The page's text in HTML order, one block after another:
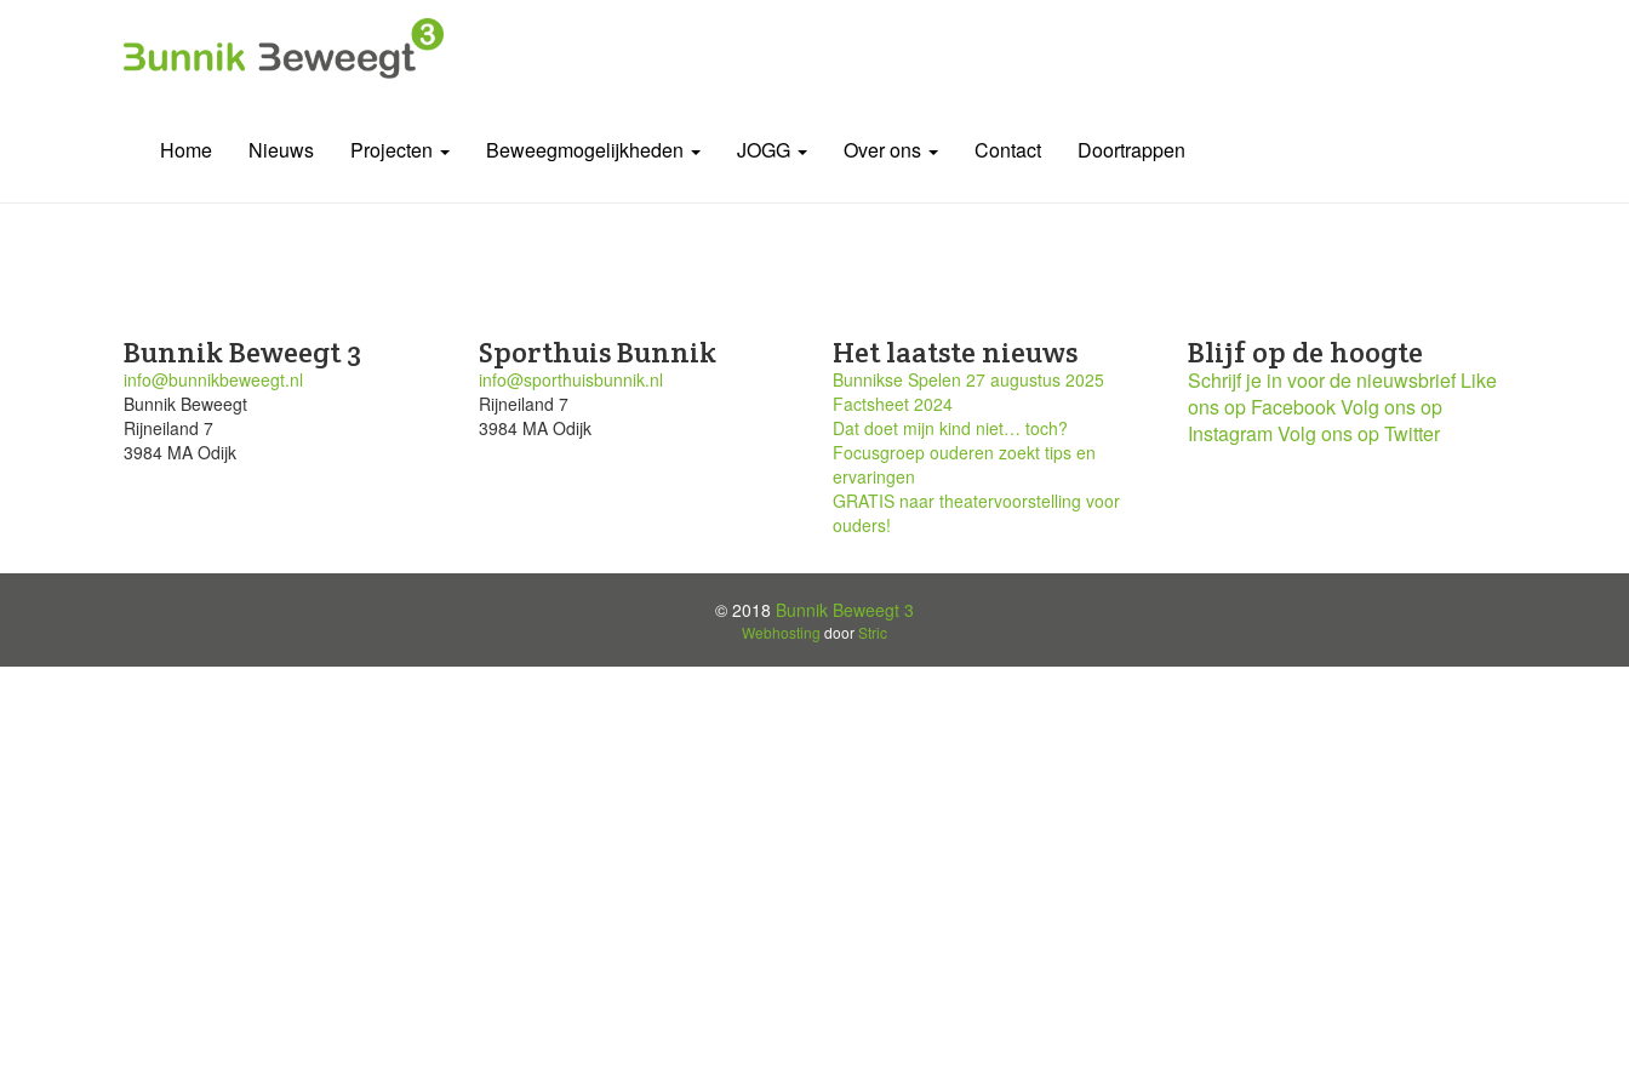
Home Nieuws Projecten Beweegmogelijkheden JOGG Over ons Contact Doortrappen
Bunnik Beweegt 3
info@bunnikbeweegt.nl
Bunnik Beweegt
Rijneiland 7
3984 MA Odijk
Sporthuis Bunnik
info@sporthuisbunnik.nl
Rijneiland 7
3984 MA Odijk
Het laatste nieuws
Bunnikse Spelen 27 augustus 2025
Factsheet 2024
Dat doet mijn kind niet… toch?
Focusgroep ouderen zoekt tips en
ervaringen
GRATIS naar theatervoorstelling voor
ouders!
Blijf op de hoogte
Schrijf je in voor de nieuwsbrief Like
ons op FacebookVolg ons op
InstagramVolg ons op Twitter
© 2018 Bunnik Beweegt 3
Webhosting doorStric